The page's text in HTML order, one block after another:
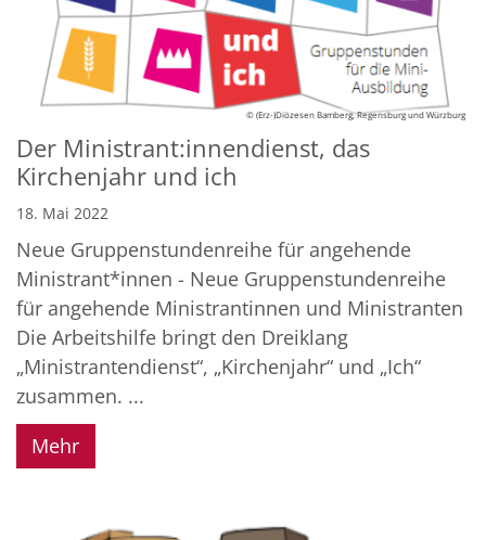
© (Erz-)Diözesen Bamberg, Regensburg und Würzburg
Der Ministrant:innendienst, das
Kirchenjahr und ich
18. Mai 2022
Neue Gruppenstundenreihe für angehende
Ministrant*innen - Neue Gruppenstundenreihe
für angehende Ministrantinnen und Ministranten
Die Arbeitshilfe bringt den Dreiklang
„Ministrantendienst“, „Kirchenjahr“ und „Ich“
zusammen. ...
Mehr